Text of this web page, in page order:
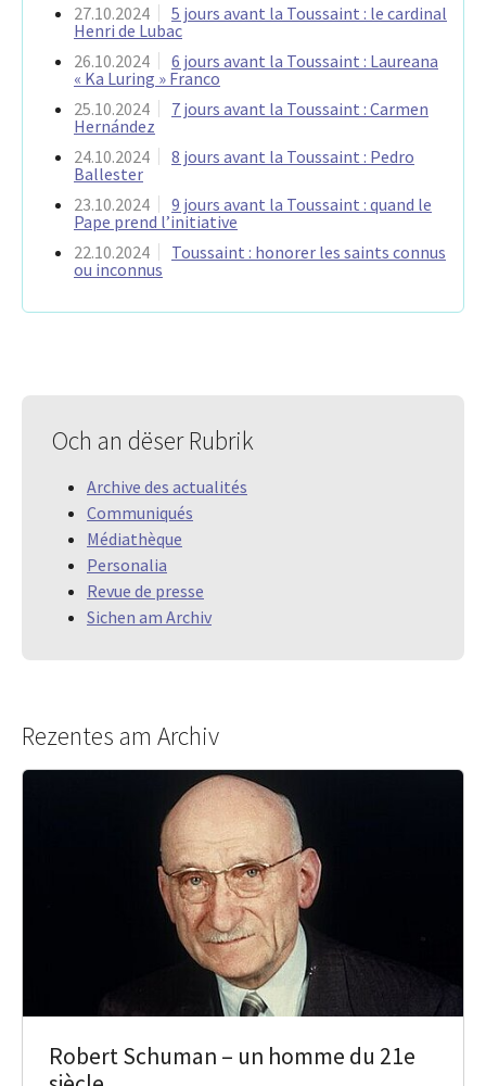
27.10.2024
5 jours avant la Toussaint : le cardinal
Henri de Lubac
26.10.2024
6 jours avant la Toussaint : Laureana
« Ka Luring » Franco
25.10.2024
7 jours avant la Toussaint : Carmen
Hernández
24.10.2024
8 jours avant la Toussaint : Pedro
Ballester
23.10.2024
9 jours avant la Toussaint : quand le
Pape prend l’initiative
22.10.2024
Toussaint : honorer les saints connus
ou inconnus
Och an dëser Rubrik
Archive des actualités
Communiqués
Médiathèque
Personalia
Revue de presse
Sichen am Archiv
Rezentes am Archiv
Robert Schuman – un homme du 21e